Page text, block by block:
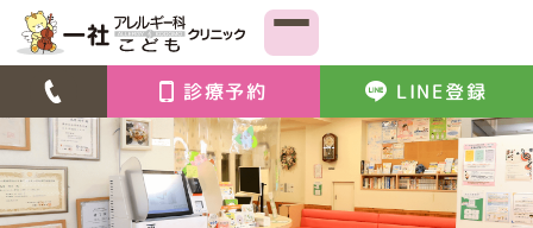
診療予約 LINE登録